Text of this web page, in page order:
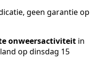
geen garantie op
onweersactiviteit in
op dinsdag 15